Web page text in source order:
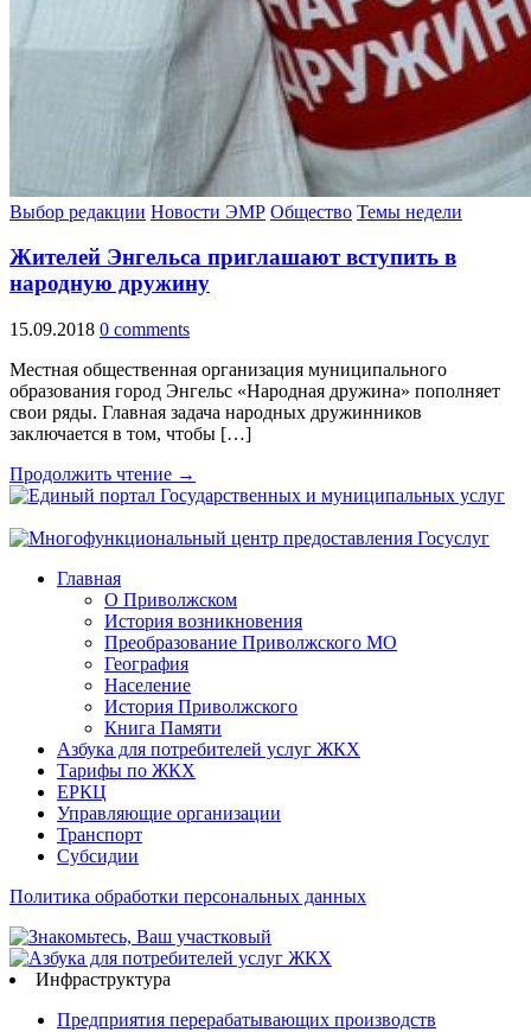
Выбор редакции Новости ЭМР Общество Темы недели
Жителей Энгельса приглашают вступить в
народную дружину
15.09.2018 0 comments
Местная общественная организация муниципального
образования город Энгельс «Народная дружина» пополняет
свои ряды. Главная задача народных дружинников
заключается в том, чтобы […]
Продолжить чтение →
Главная
О Приволжском
История возникновения
Преобразование Приволжского МО
География
Население
История Приволжского
Книга Памяти
Азбука для потребителей услуг ЖКХ
Тарифы по ЖКХ
ЕРКЦ
Управляющие организации
Транспорт
Субсидии
Политика обработки персональных данных
Инфраструктура
Предприятия перерабатывающих производств